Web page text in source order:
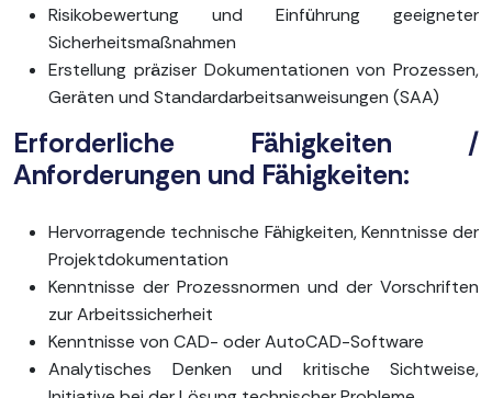
Risikobewertung und Einführung geeigneter
Sicherheitsmaßnahmen
Erstellung präziser Dokumentationen von Prozessen,
Geräten und Standardarbeitsanweisungen (SAA)
Erforderliche Fähigkeiten /
Anforderungen und Fähigkeiten:
Hervorragende technische Fähigkeiten, Kenntnisse der
Projektdokumentation
Kenntnisse der Prozessnormen und der Vorschriften
zur Arbeitssicherheit
Kenntnisse von CAD- oder AutoCAD-Software
Analytisches Denken und kritische Sichtweise,